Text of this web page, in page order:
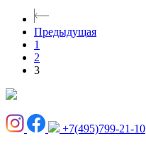
Предыдущая
1
2
3
+7(495)799-21-10